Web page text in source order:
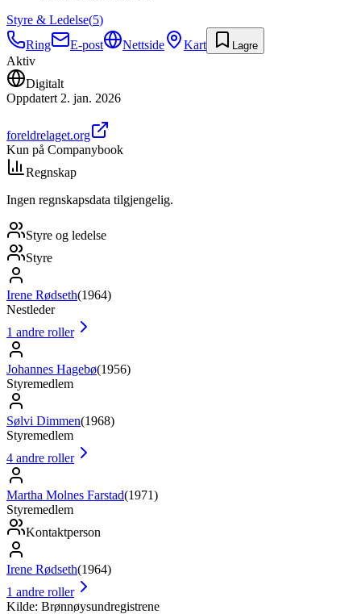
Styre & Ledelse(5)
Ring
E-post Nettside Kart Lagre
Aktiv
Digitalt
Oppdatert 2. jan. 2026
foreldrelaget.org
Kun på Companybook
Regnskap
Ingen regnskapsdata tilgjengelig.
Styre og ledelse
Styre
Irene Rødseth(1964)
Nestleder
1 andre roller
Johannes Hagebø(1956)
Styremedlem
Sølvi Dimmen(1968)
Styremedlem
4 andre roller
Martha Molnes Farstad(1971)
Styremedlem
Kontaktperson
Irene Rødseth(1964)
1 andre roller
Kilde: Brønnøysundregistrene